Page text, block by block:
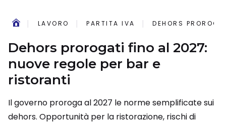
LAVORO PARTITA IVA DEHORS
Dehors prorogati fino al 2027:
nuove regole per bar e
ristoranti
Il governo proroga al 2027 le norme semplificate sui
dehors. Opportunità per la ristorazione, rischi di